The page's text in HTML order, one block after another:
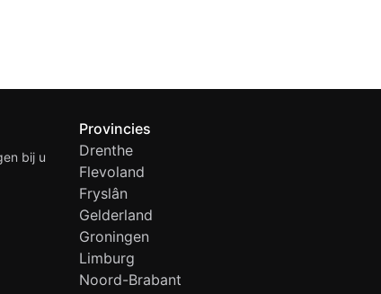
bij u
Provincies
Drenthe
Flevoland
Fryslân
Gelderland
Groningen
Limburg
Noord-Brabant